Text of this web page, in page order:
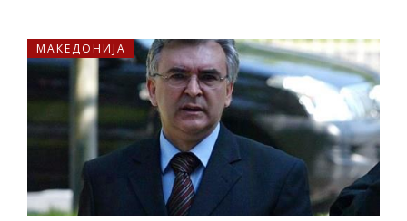
МАКЕДОНИЈА